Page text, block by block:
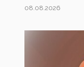
08.08.2026